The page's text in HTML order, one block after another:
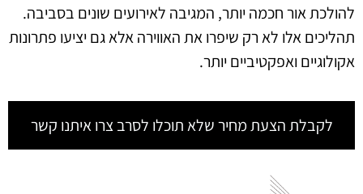
להולכת אור חכמה יותר, המגיבה לאירועים שונים בסביבה.
תהליכים אלו לא רק שיפרו את האווירה אלא גם יציעו פתרונות
אקולוגיים ואפקטיביים יותר.
לקבלת הצעת מחיר שלא תוכלו לסרב צרו איתנו קשר